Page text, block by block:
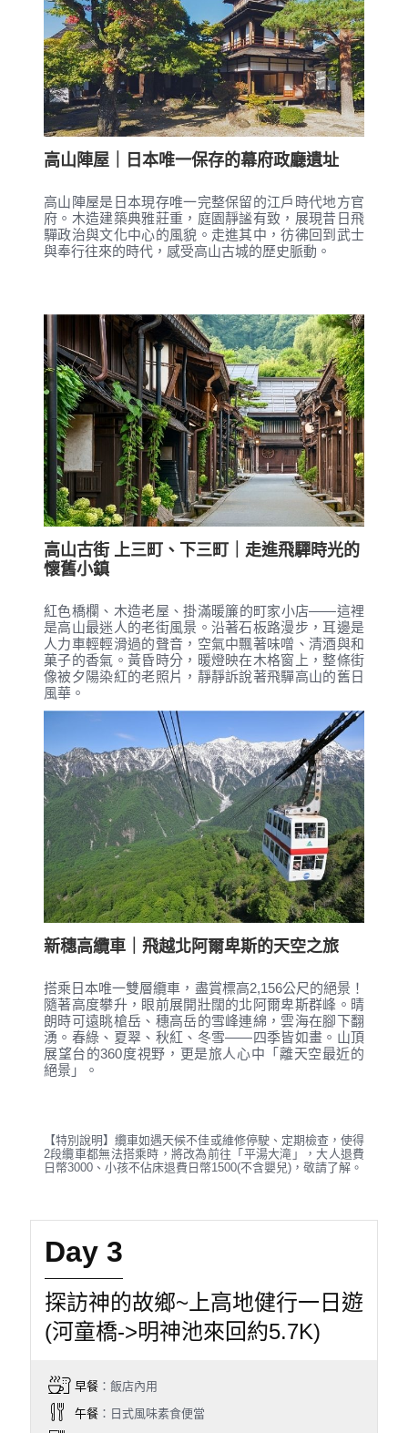
高山陣屋｜日本唯一保存的幕府政廳遺址
高山陣屋是日本現存唯一完整保留的江戶時代地方官
府。木造建築典雅莊重，庭園靜謐有致，展現昔日飛
驒政治與文化中心的風貌。走進其中，彷彿回到武士
與奉行往來的時代，感受高山古城的歷史脈動。
高山古街 上三町、下三町｜走進飛驒時光的
懷舊小鎮
紅色橋欄、木造老屋、掛滿暖簾的町家小店——這裡
是高山最迷人的老街風景。沿著石板路漫步，耳邊是
人力車輕輕滑過的聲音，空氣中飄著味噌、清酒與和
菓子的香氣。黃昏時分，暖燈映在木格窗上，整條街
像被夕陽染紅的老照片，靜靜訴說著飛驒高山的舊日
風華。
新穗高纜車｜飛越北阿爾卑斯的天空之旅
搭乘日本唯一雙層纜車，盡賞標高2,156公尺的絕景！
隨著高度攀升，眼前展開壯闊的北阿爾卑斯群峰。晴
朗時可遠眺槍岳、穗高岳的雪峰連綿，雲海在腳下翻
湧。春綠、夏翠、秋紅、冬雪——四季皆如畫。山頂
展望台的360度視野，更是旅人心中「離天空最近的
絕景」。
【特別說明】纜車如遇天候不佳或維修停駛、定期檢查，使得
2段纜車都無法搭乘時，將改為前往「平湯大滝」，大人退費
日幣3000、小孩不佔床退費日幣1500(不含嬰兒)，敬請了解。
Day 3
探訪神的故鄉~上高地健行一日遊
(河童橋->明神池來回約5.7K)
早餐：飯店內用
午餐：日式風味素食便當